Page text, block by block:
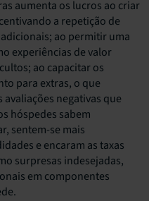
aumenta os lucros ao criar
a repetição de
ao permitir uma
experiências de valor
ao capacitar os
para extras, o que
negativas que
hóspedes sabem
sentem-se mais
e encaram as taxas
surpresas indesejadas,
em componentes